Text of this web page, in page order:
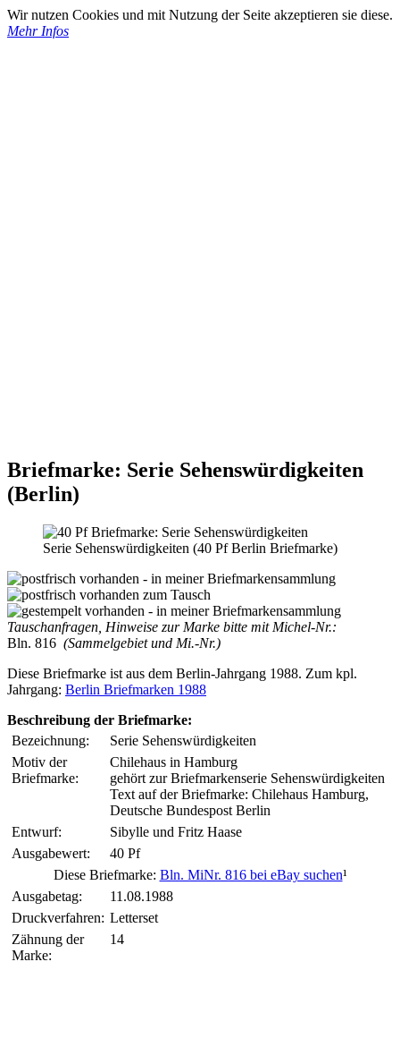
Wir nutzen Cookies und mit Nutzung der Seite akzeptieren sie diese.
Mehr Infos
Briefmarke: Serie Sehenswürdigkeiten
(Berlin)
Serie Sehenswürdigkeiten (40 Pf Berlin Briefmarke)
Tauschanfragen, Hinweise zur Marke bitte mit Michel-Nr.:
Bln. 816 (Sammelgebiet und Mi.-Nr.)
Diese Briefmarke ist aus dem Berlin-Jahrgang 1988. Zum kpl.
Jahrgang: Berlin Briefmarken 1988
Beschreibung der Briefmarke:
Bezeichnung:
Serie Sehenswürdigkeiten
Motiv der
Briefmarke:
Chilehaus in Hamburg
gehört zur Briefmarkenserie Sehenswürdigkeiten
Text auf der Briefmarke: Chilehaus Hamburg,
Deutsche Bundespost Berlin
Entwurf:
Sibylle und Fritz Haase
Ausgabewert:
40 Pf
Diese Briefmarke: Bln. MiNr. 816 bei eBay suchen¹
Ausgabetag:
11.08.1988
Druckverfahren: Letterset
Zähnung der
Marke:
14